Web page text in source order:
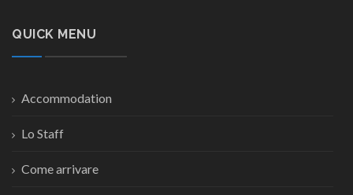
QUICK MENU
Accommodation
Lo Staff
Come arrivare